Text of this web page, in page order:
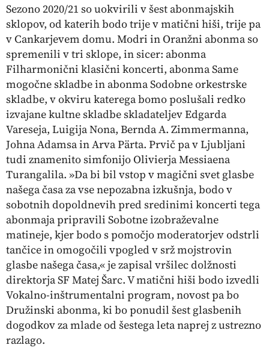
Sezono 2020/21 so uokvirili v šest abonmajskih
sklopov, od katerih bodo trije v matični hiši, trije pa
v Cankarjevem domu. Modri in Oranžni abonma so
spremenili v tri sklope, in sicer: abonma
Filharmonični klasični koncerti, abonmaSame
mogočne skladbein abonma Sodobne orkestrske
skladbe, v okviru katerega bomo poslušali redko
izvajane kultne skladbe skladateljev Edgarda
Vareseja, Luigija Nona, Bernda A. Zimmermanna,
Johna Adamsa in Arva Pärta. Prvič pa v Ljubljani
tudi znamenito simfonijo Olivierja Messiaena
Turangalila. »Da bi bil vstop v magični svet glasbe
našega časa za vse nepozabna izkušnja, bodo v
sobotnih dopoldnevih pred sredinimi koncerti tega
abonmaja pripravili Sobotne izobraževalne
matineje, kjer bodo s pomočjo moderatorjev odstrli
tančice in omogočili vpogled v srž mojstrovin
glasbe našega časa,« je zapisal vršilec dolžnosti
direktorja SF Matej Šarc. V matični hiši bodo izvedli
Vokalno-inštrumentalni program, novost pa bo
Družinski abonma, ki bo ponudil šest glasbenih
dogodkov za mlade od šestega leta naprej z ustrezno
razlago.